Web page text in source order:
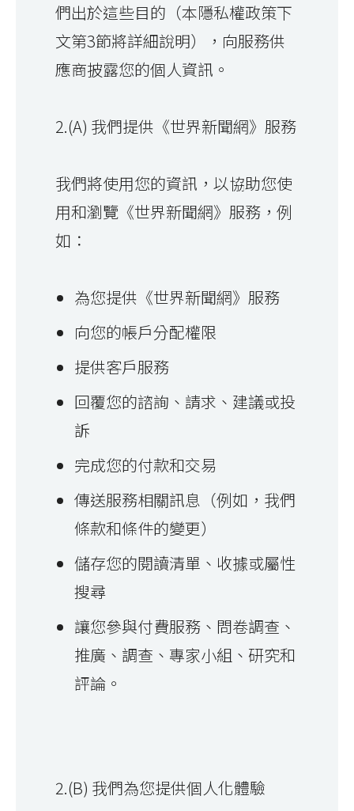
們出於這些目的（本隱私權政策下
文第3節將詳細說明），向服務供
應商披露您的個人資訊。
2.(A) 我們提供《世界新聞網》服務
我們將使用您的資訊，以協助您使
用和瀏覽《世界新聞網》服務，例
如：
為您提供《世界新聞網》服務
向您的帳戶分配權限
提供客戶服務
回覆您的諮詢、請求、建議或投
訴
完成您的付款和交易
傳送服務相關訊息（例如，我們
條款和條件的變更）
儲存您的閱讀清單、收據或屬性
搜尋
讓您參與付費服務、問卷調查、
推廣、調查、專家小組、研究和
評論。
2.(B) 我們為您提供個人化體驗